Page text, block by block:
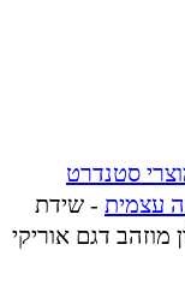
סטנדרט
עצמית - שידת